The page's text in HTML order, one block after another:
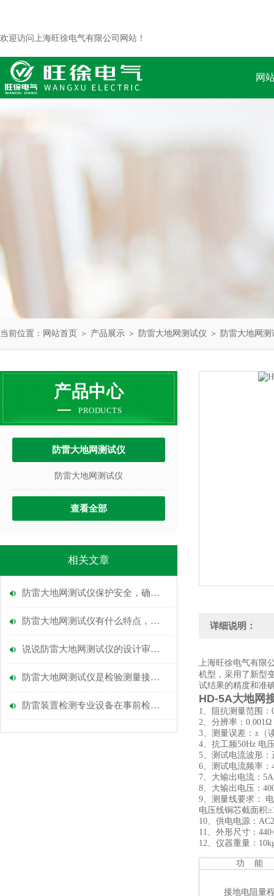
欢迎访问上海旺徐电气有限公司网站！
网
当前位置： 网站首页 ＞ 产品展示 ＞ 防雷大地网测试仪 ＞ 防雷大地网测
产品中心
PRODUCTS
防雷大地网测试仪
防雷大地网测试仪
查看全部
相关文章
防雷大地网测试仪保护安全，确保可靠
防雷大地网测试仪有什么特点，又该如何操作？
说说防雷大地网测试仪的设计审核和竣工验收
防雷大地网测试仪是检验测量接地电阻的常用仪表
防雷装置检测专业设备在事前检查时，需要检查什么呢
详细说明：
上海旺徐电气有限
机型，采用了新型
试结果的精度和准
HD-5A大地网
1、阻抗测量范围
2、分辨率：0.001Ω
3、测量误差：±（
4、抗工频50Hz 电
5、测试电流波形：
6、测试电流频率：
7、大输出电流：5A
8、大输出电压：
9、测量线要求：
电压线铜芯截面积
10、供电电源：
11、外形尺寸：
12、仪器重量：
功 能
接地电阻量